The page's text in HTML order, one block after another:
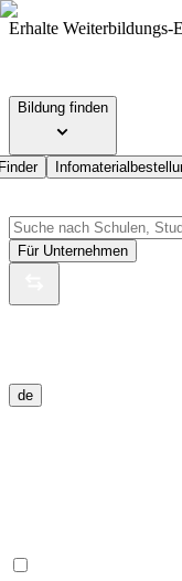
Erhalte Weiterbildungs-
Bildung finden
Für Unternehmen
de